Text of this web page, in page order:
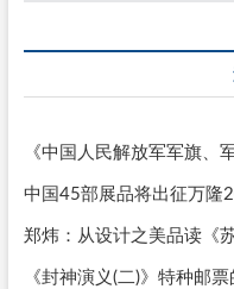
《中国人民解放军军旗、
中国45部展品将出征万隆
郑炜：从设计之美品读《
《封神演义(二)》特种邮